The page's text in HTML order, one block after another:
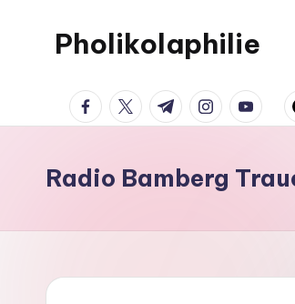
Pholikolaphilie
Radio Bamberg